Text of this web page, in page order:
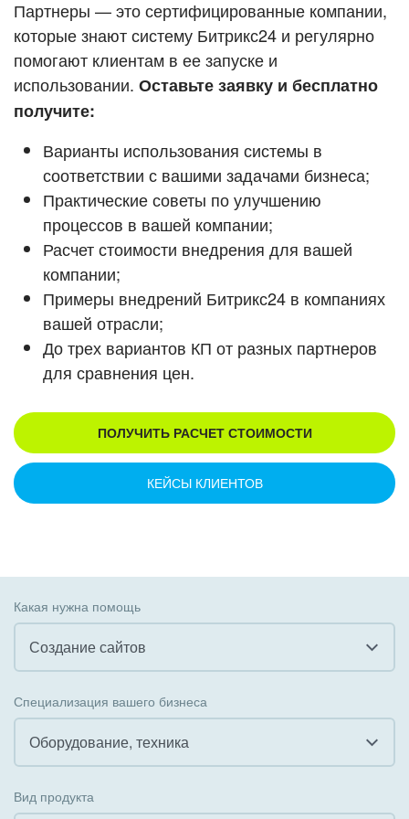
ВХОД
ВХОД
Смотреть видеокейсы
Партнеры — это сертифицированные компании,
которые знают систему Битрикс24 и регулярно
помогают клиентам в ее запуске и
использовании. Оставьте заявку и бесплатно
получите:
Варианты использования системы в
соответствии с вашими задачами бизнеса;
Практические советы по улучшению
процессов в вашей компании;
Расчет стоимости внедрения для вашей
компании;
Примеры внедрений Битрикс24 в компаниях
вашей отрасли;
До трех вариантов КП от разных партнеров
для сравнения цен.
ПОЛУЧИТЬ РАСЧЕТ СТОИМОСТИ
КЕЙСЫ КЛИЕНТОВ
Какая нужна помощь
Создание сайтов
Внедрение КЭДО
Интеграция с 1С
Специализация вашего бизнеса
Оборудование, техника
Вид продукта